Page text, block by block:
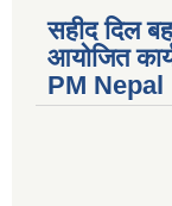
सहीद दिल
आयोजित
PM Nepal